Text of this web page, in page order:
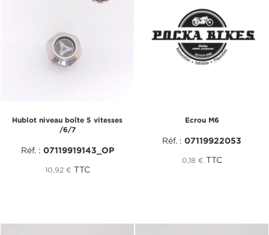
Hublot niveau boîte 5 vitesses
/6/7
Réf. : 07119919143_OP
10,92 € TTC
Ecrou M6
Réf. : 07119922053
0,18 € TTC